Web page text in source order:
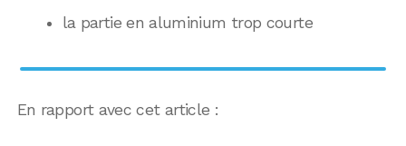
la partie en aluminium trop courte
En rapport avec cet article :